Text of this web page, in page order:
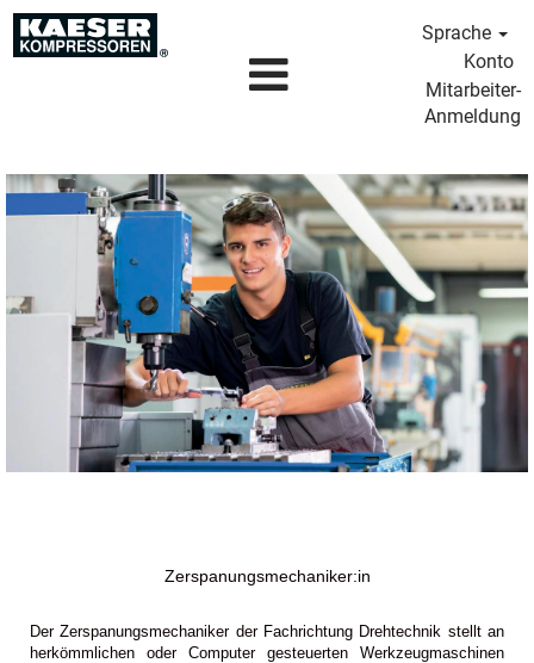
Sprache
Konto
Mitarbeiter-
Anmeldung
Zerspanungsmechaniker:in
Der Zerspanungsmechaniker der Fachrichtung Drehtechnik stellt an
herkömmlichen oder Computer gesteuerten Werkzeugmaschinen